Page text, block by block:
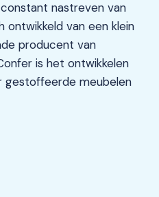
nastreven van
van een klein
producent van
is het ontwikkelen
gestoffeerde meubelen